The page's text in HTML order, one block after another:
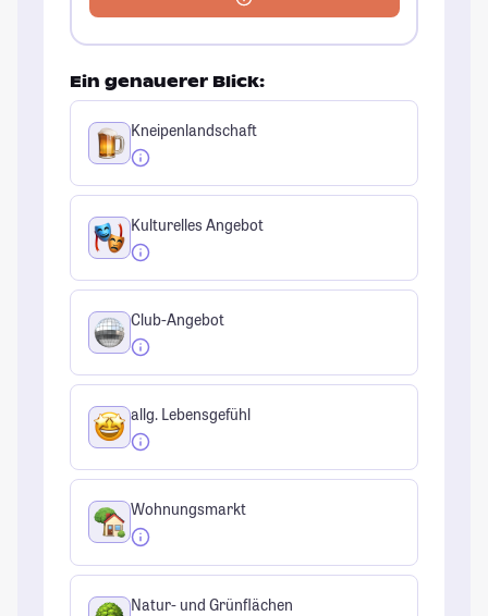
Ein genauerer Blick:
Kneipenlandschaft
Kulturelles Angebot
Club-Angebot
allg. Lebensgefühl
Wohnungsmarkt
Natur- und Grünflächen